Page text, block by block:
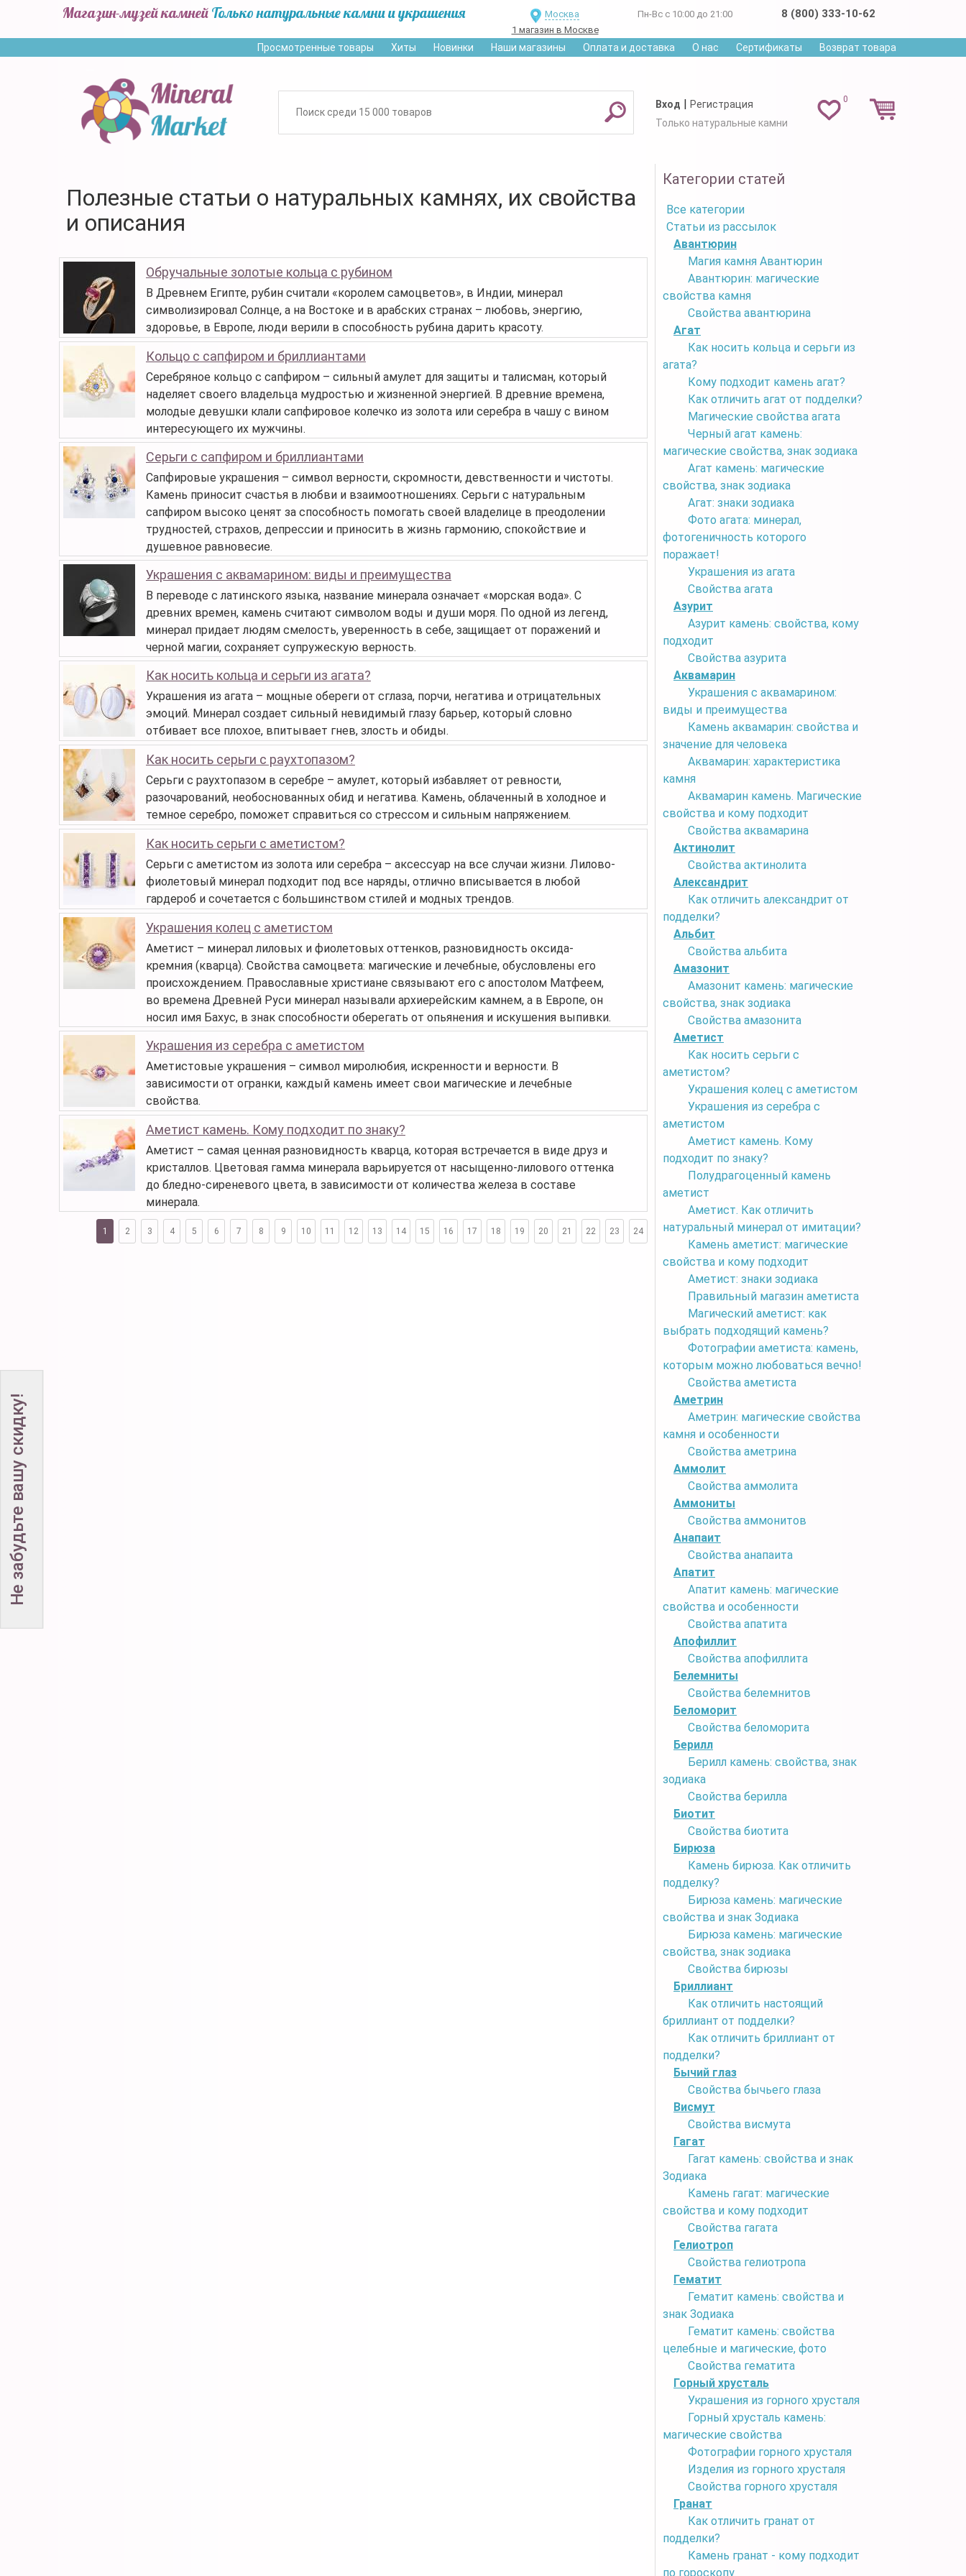
Магазин-музей камней Только натуральные камни и украшения
Москва
1 магазин в Москве
Пн-Вс с 10:00 до 21:00 8 (800) 333-10-62
Просмотренные товары Хиты Новинки Наши магазины Оплата и доставка О нас Сертификаты Возврат товара
0
Вход | Регистрация
Только натуральные камни
Полезные статьи о натуральных камнях, их свойства
и описания
Обручальные золотые кольца с рубином
В Древнем Египте, рубин считали «королем самоцветов», в Индии, минерал
символизировал Солнце, а на Востоке и в арабских странах – любовь, энергию,
здоровье, в Европе, люди верили в способность рубина дарить красоту.
Кольцо с сапфиром и бриллиантами
Серебряное кольцо с сапфиром – сильный амулет для защиты и талисман, который
наделяет своего владельца мудростью и жизненной энергией. В древние времена,
молодые девушки клали сапфировое колечко из золота или серебра в чашу с вином
интересующего их мужчины.
Серьги с сапфиром и бриллиантами
Сапфировые украшения – символ верности, скромности, девственности и чистоты.
Камень приносит счастья в любви и взаимоотношениях. Серьги с натуральным
сапфиром высоко ценят за способность помогать своей владелице в преодолении
трудностей, страхов, депрессии и приносить в жизнь гармонию, спокойствие и
душевное равновесие.
Украшения с аквамарином: виды и преимущества
В переводе с латинского языка, название минерала означает «морская вода». С
древних времен, камень считают символом воды и души моря. По одной из легенд,
минерал придает людям смелость, уверенность в себе, защищает от поражений и
черной магии, сохраняет супружескую верность.
Как носить кольца и серьги из агата?
Украшения из агата – мощные обереги от сглаза, порчи, негатива и отрицательных
эмоций. Минерал создает сильный невидимый глазу барьер, который словно
отбивает все плохое, впитывает гнев, злость и обиды.
Как носить серьги с раухтопазом?
Серьги с раухтопазом в серебре – амулет, который избавляет от ревности,
разочарований, необоснованных обид и негатива. Камень, облаченный в холодное и
темное серебро, поможет справиться со стрессом и сильным напряжением.
Как носить серьги с аметистом?
Серьги с аметистом из золота или серебра – аксессуар на все случаи жизни. Лилово-
фиолетовый минерал подходит под все наряды, отлично вписывается в любой
гардероб и сочетается с большинством стилей и модных трендов.
Украшения колец с аметистом
Аметист – минерал лиловых и фиолетовых оттенков, разновидность оксида-
кремния (кварца). Свойства самоцвета: магические и лечебные, обусловлены его
происхождением. Православные христиане связывают его с апостолом Матфеем,
во времена Древней Руси минерал называли архиерейским камнем, а в Европе, он
носил имя Бахус, в знак способности оберегать от опьянения и искушения выпивки.
Украшения из серебра с аметистом
Аметистовые украшения – символ миролюбия, искренности и верности. В
зависимости от огранки, каждый камень имеет свои магические и лечебные
свойства.
Аметист камень. Кому подходит по знаку?
Аметист – самая ценная разновидность кварца, которая встречается в виде друз и
кристаллов. Цветовая гамма минерала варьируется от насыщенно-лилового оттенка
до бледно-сиреневого цвета, в зависимости от количества железа в составе
минерала.
1 2 3 4 5 6 7 8 9 10 11 12 13 14 15 16 17 18 19 20 21 22 23 24
Категории статей
Все категории
Статьи из рассылок
Авантюрин
Магия камня Авантюрин
Авантюрин: магические
свойства камня
Свойства авантюрина
Агат
Как носить кольца и серьги из
агата?
Кому подходит камень агат?
Как отличить агат от подделки?
Магические свойства агата
Черный агат камень:
магические свойства, знак зодиака
Агат камень: магические
свойства, знак зодиака
Агат: знаки зодиака
Фото агата: минерал,
фотогеничность которого
поражает!
Украшения из агата
Свойства агата
Азурит
Азурит камень: свойства, кому
подходит
Свойства азурита
Аквамарин
Украшения с аквамарином:
виды и преимущества
Камень аквамарин: свойства и
значение для человека
Аквамарин: характеристика
камня
Аквамарин камень. Магические
свойства и кому подходит
Свойства аквамарина
Актинолит
Свойства актинолита
Александрит
Как отличить александрит от
подделки?
Альбит
Свойства альбита
Амазонит
Амазонит камень: магические
свойства, знак зодиака
Свойства амазонита
Аметист
Как носить серьги с
аметистом?
Украшения колец с аметистом
Украшения из серебра с
аметистом
Аметист камень. Кому
подходит по знаку?
Полудрагоценный камень
аметист
Аметист. Как отличить
натуральный минерал от имитации?
Камень аметист: магические
свойства и кому подходит
Аметист: знаки зодиака
Правильный магазин аметиста
Магический аметист: как
выбрать подходящий камень?
Фотографии аметиста: камень,
которым можно любоваться вечно!
Свойства аметиста
Аметрин
Аметрин: магические свойства
камня и особенности
Свойства аметрина
Аммолит
Свойства аммолита
Аммониты
Свойства аммонитов
Анапаит
Свойства анапаита
Апатит
Апатит камень: магические
свойства и особенности
Свойства апатита
Апофиллит
Свойства апофиллита
Белемниты
Свойства белемнитов
Беломорит
Свойства беломорита
Берилл
Берилл камень: свойства, знак
зодиака
Свойства берилла
Биотит
Свойства биотита
Бирюза
Камень бирюза. Как отличить
подделку?
Бирюза камень: магические
свойства и знак Зодиака
Бирюза камень: магические
свойства, знак зодиака
Свойства бирюзы
Бриллиант
Как отличить настоящий
бриллиант от подделки?
Как отличить бриллиант от
подделки?
Бычий глаз
Свойства бычьего глаза
Висмут
Свойства висмута
Гагат
Гагат камень: свойства и знак
Зодиака
Камень гагат: магические
свойства и кому подходит
Свойства гагата
Гелиотроп
Свойства гелиотропа
Гематит
Гематит камень: свойства и
знак Зодиака
Гематит камень: свойства
целебные и магические, фото
Свойства гематита
Горный хрусталь
Украшения из горного хрусталя
Горный хрусталь камень:
магические свойства
Фотографии горного хрусталя
Изделия из горного хрусталя
Свойства горного хрусталя
Гранат
Как отличить гранат от
подделки?
Камень гранат - кому подходит
по гороскопу
Не забудьте вашу скидку!